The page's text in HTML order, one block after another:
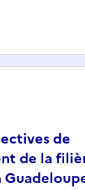
de
de la